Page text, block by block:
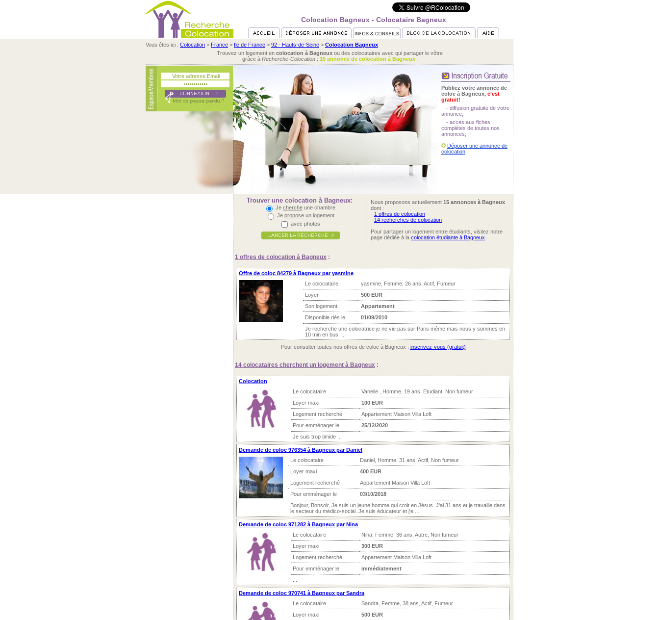
Colocation Bagneux - Colocataire Bagneux
Vous êtes ici : Colocation > France > Ile de France > 92 - Hauts-de-Seine > Colocation Bagneux
Trouvez un logement en colocation à Bagneuxou des colocataires avec qui partager le vôtre
grâce à Recherche-Colocation : 15 annonce de colocation à Bagneux
Publiez votre annonce de
coloc à Bagneux, c'est
gratuit!
- diffusion gratuite de votre
annonce;
- accès aux fiches
complètes de toutes nos
annonces;
Déposer une annonce de
colocation
Trouver une colocation à Bagneux:
Je cherche une chambre
Je proposeun logement
avec photos
Nous proposons actuellement 15 annonces à Bagneux
dont :
- 1 offres de colocation
- 14 recherches de colocation
Pour partager un logement entre étudiants, visitez notre
page dédiée à la colocation étudiante à Bagneux
1 offres de colocation à Bagneux :
Offre de coloc 84279 à Bagneux par yasmine
Le colocataire
yasmine, Femme, 26 ans, Actif, Fumeur
Loyer
500 EUR
Son logement
Appartement
Disponible dès le
01/09/2010
Je recherche une colocatrice je ne vie pas sur Paris même mais nous y sommes en
10 min en bus. ...
Pour consulter toutes nos offres de coloc à Bagneux : inscrivez-vous (gratuit)
14 colocataires cherchent un logement à Bagneux :
Colocation
Le colocataire
Vanelle , Homme, 19 ans, Etudiant, Non fumeur
Loyer maxi
100 EUR
Logement recherché
Appartement Maison Villa Loft
Pour emménager le
25/12/2020
Je suis trop timide ...
Demande de coloc 976354 à Bagneux par Daniel
Le colocataire
Daniel, Homme, 31 ans, Actif, Non fumeur
Loyer maxi
400 EUR
Logement recherché
Appartement Maison Villa Loft
Pour emménager le
03/10/2018
Bonjour, Bonsoir, Je suis un jeune homme qui croit en Jésus. J'ai 31 ans et je travaille dans
le secteur du médico-social. Je suis éducateur et j'e ...
Demande de coloc 971282 à Bagneux par Nina
Le colocataire
Nina, Femme, 36 ans, Autre, Non fumeur
Loyer maxi
300 EUR
Logement recherché
Appartement Maison Villa Loft
Pour emménager le
immédiatement
Demande de coloc 970741 à Bagneux par Sandra
Le colocataire
Sandra, Femme, 38 ans, Actif, Fumeur
Loyer maxi
500 EUR